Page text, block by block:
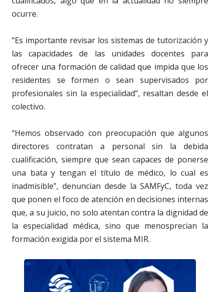
ocurre.
“Es importante revisar los sistemas de tutorización y
las capacidades de las unidades docentes para
ofrecer una formación de calidad que impida que los
residentes se formen o sean supervisados por
profesionales sin la especialidad”, resaltan desde el
colectivo.
“Hemos observado con preocupación que algunos
directores contratan a personal sin la debida
cualificación, siempre que sean capaces de ponerse
una bata y tengan el título de médico, lo cual es
inadmisible”, denuncian desde la SAMFyC, toda vez
que ponen el foco de atención en decisiones internas
que, a su juicio, no solo atentan contra la dignidad de
la especialidad médica, sino que menosprecian la
formación exigida por el sistema MIR.